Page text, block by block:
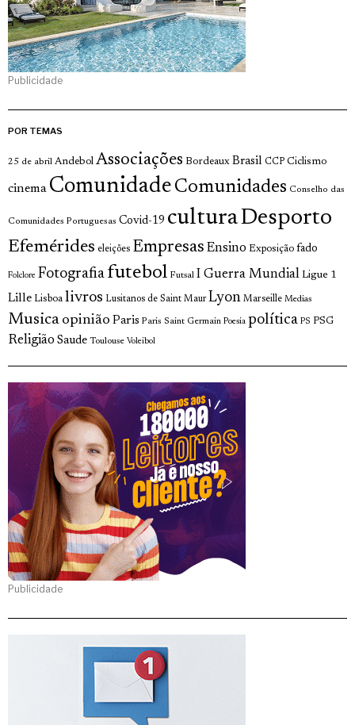
Publicidade
POR TEMAS
25 de abril Andebol Associações Bordeaux Brasil CCP Ciclismo
cinema Comunidade Comunidades Conselho das
Comunidades Portuguesas Covid-19 culturaDesporto
Efemérides eleições Empresas Ensino Exposição fado
Folclore Fotografia futebol Futsal I Guerra Mundial Ligue 1
Lille Lisboa livros Lusitanos de Saint Maur Lyon Marseille Medias
Musica opinião Paris Paris Saint Germain Poesia política PS PSG
Religião Saude Toulouse Voleibol
Publicidade